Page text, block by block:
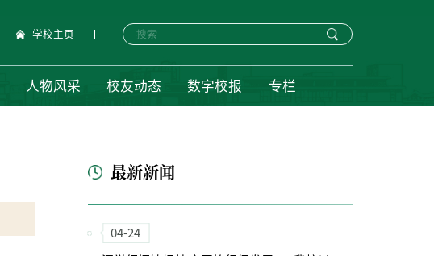
学校主页
人物风采 校友动态 数字校报 专栏
最新新闻
04-24